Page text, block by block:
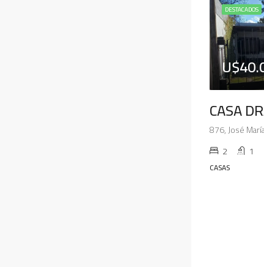
DESTACADOS
CASA
2
1
CASAS